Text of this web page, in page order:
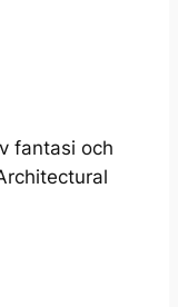
fantasi och